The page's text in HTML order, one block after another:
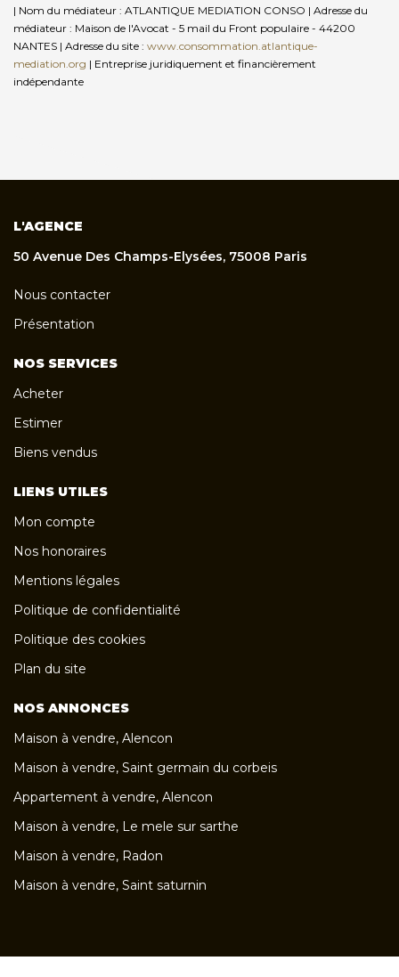
| Nom du médiateur : ATLANTIQUE MEDIATION CONSO | Adresse du
médiateur : Maison de l'Avocat - 5 mail du Front populaire - 44200
NANTES | Adresse du site : www.consommation.atlantique-
mediation.org | Entreprise juridiquement et financièrement
indépendante
L'AGENCE
50 Avenue Des Champs-Elysées, 75008 Paris
Nous contacter
Présentation
NOS SERVICES
Acheter
Estimer
Biens vendus
LIENS UTILES
Mon compte
Nos honoraires
Mentions légales
Politique de confidentialité
Politique des cookies
Plan du site
NOS ANNONCES
Maison à vendre, Alencon
Maison à vendre, Saint germain du corbeis
Appartement à vendre, Alencon
Maison à vendre, Le mele sur sarthe
Maison à vendre, Radon
Maison à vendre, Saint saturnin